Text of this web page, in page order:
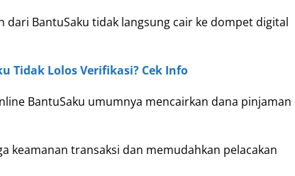
dari BantuSaku tidak langsung cair ke dompet digital
Tidak Lolos Verifikasi? Cek Info
BantuSaku umumnya mencairkan dana pinjaman
keamanan transaksi dan memudahkan pelacakan